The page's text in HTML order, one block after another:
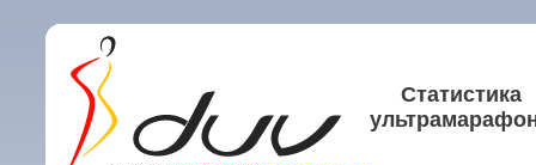
Статистика